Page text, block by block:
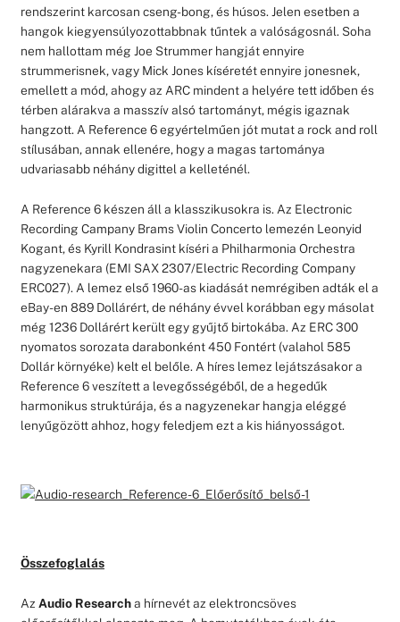
rendszerint karcosan cseng-bong, és húsos. Jelen esetben a
hangok kiegyensúlyozottabbnak tűntek a valóságosnál. Soha
nem hallottam még Joe Strummer hangját ennyire
strummerisnek, vagy Mick Jones kíséretét ennyire jonesnek,
emellett a mód, ahogy az ARC mindent a helyére tett időben és
térben alárakva a masszív alsó tartományt, mégis igaznak
hangzott. A Reference 6 egyértelműen jót mutat a rock and roll
stílusában, annak ellenére, hogy a magas tartománya
udvariasabb néhány digittel a kelleténél.
A Reference 6 készen áll a klasszikusokra is. Az Electronic
Recording Campany Brams Violin Concerto lemezén Leonyid
Kogant, és Kyrill Kondrasint kíséri a Philharmonia Orchestra
nagyzenekara (EMI SAX 2307/Electric Recording Company
ERC027). A lemez első 1960-as kiadását nemrégiben adták el a
eBay-en 889 Dollárért, de néhány évvel korábban egy másolat
még 1236 Dollárért került egy gyűjtő birtokába. Az ERC 300
nyomatos sorozata darabonként 450 Fontért (valahol 585
Dollár környéke) kelt el belőle. A híres lemez lejátszásakor a
Reference 6 veszített a levegősségéből, de a hegedűk
harmonikus struktúrája, és a nagyzenekar hangja eléggé
lenyűgözött ahhoz, hogy feledjem ezt a kis hiányosságot.
Összefoglalás
Az Audio Researcha hírnevét az elektroncsöves